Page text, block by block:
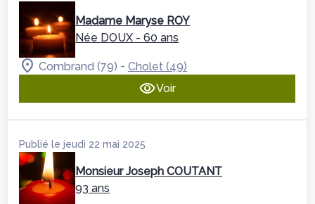
Madame Maryse ROY
Née DOUX - 60 ans
Combrand (79) -Cholet (49)
Voir
Publié le jeudi 22 mai 2025
Monsieur Joseph COUTANT
93 ans